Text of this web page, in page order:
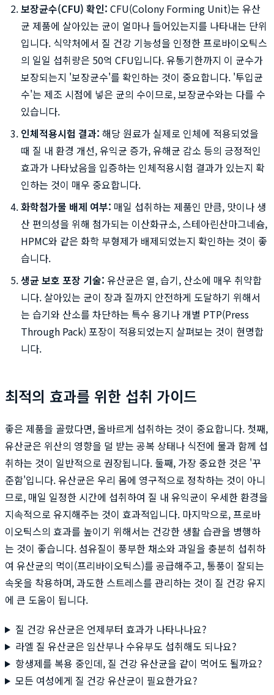
보장균수(CFU) 확인: CFU(Colony Forming Unit)는 유산
균 제품에 살아있는 균이 얼마나 들어있는지를 나타내는 단위
입니다. 식약처에서 질 건강 기능성을 인정한 프로바이오틱스
의 일일 섭취량은 50억 CFU입니다. 유통기한까지 이 균수가
보장되는지 '보장균수'를 확인하는 것이 중요합니다. '투입균
수'는 제조 시점에 넣은 균의 수이므로, 보장균수와는 다를 수
있습니다.
인체적용시험 결과: 해당 원료가 실제로 인체에 적용되었을
때 질 내 환경 개선, 유익균 증가, 유해균 감소 등의 긍정적인
효과가 나타났음을 입증하는 인체적용시험 결과가 있는지 확
인하는 것이 매우 중요합니다.
화학첨가물 배제 여부: 매일 섭취하는 제품인 만큼, 맛이나 생
산 편의성을 위해 첨가되는 이산화규소, 스테아린산마그네슘,
HPMC와 같은 화학 부형제가 배제되었는지 확인하는 것이 좋
습니다.
생균 보호 포장 기술: 유산균은 열, 습기, 산소에 매우 취약합
니다. 살아있는 균이 장과 질까지 안전하게 도달하기 위해서
는 습기와 산소를 차단하는 특수 용기나 개별 PTP(Press
Through Pack) 포장이 적용되었는지 살펴보는 것이 현명합
니다.
최적의 효과를 위한 섭취 가이드
좋은 제품을 골랐다면, 올바르게 섭취하는 것이 중요합니다. 첫째,
유산균은 위산의 영향을 덜 받는 공복 상태나 식전에 물과 함께 섭
취하는 것이 일반적으로 권장됩니다. 둘째, 가장 중요한 것은 '꾸
준함'입니다. 유산균은 우리 몸에 영구적으로 정착하는 것이 아니
므로, 매일 일정한 시간에 섭취하여 질 내 유익균이 우세한 환경을
지속적으로 유지해주는 것이 효과적입니다. 마지막으로, 프로바
이오틱스의 효과를 높이기 위해서는 건강한 생활 습관을 병행하
는 것이 좋습니다. 섬유질이 풍부한 채소와 과일을 충분히 섭취하
여 유산균의 먹이(프리바이오틱스)를 공급해주고, 통풍이 잘되는
속옷을 착용하며, 과도한 스트레스를 관리하는 것이 질 건강 유지
에 큰 도움이 됩니다.
질 건강 유산균은 언제부터 효과가 나타나나요?
라엘 질 유산균은 임산부나 수유부도 섭취해도 되나요?
항생제를 복용 중인데, 질 건강 유산균을 같이 먹어도 될까요?
모든 여성에게 질 건강 유산균이 필요한가요?